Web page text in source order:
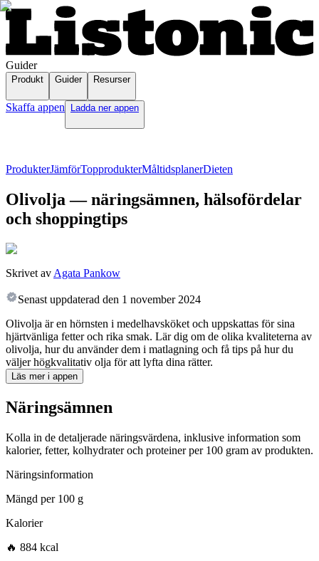
Guider
Produkt Guider Resurser
Skaffa appen Ladda ner appen
ProdukterJämförTopprodukterMåltidsplanerDieten
Olivolja — näringsämnen, hälsofördelar
och shoppingtips
Skrivet av Agata Pankow
Senast uppdaterad den 1 november 2024
Olivolja är en hörnsten i medelhavsköket och uppskattas för sina
hjärtvänliga fetter och rika smak. Lär dig om de olika kvaliteterna av
olivolja, hur du använder dem i matlagning och få tips på hur du
väljer högkvalitativ olja för att lyfta dina rätter.
Läs mer i appen
Näringsämnen
Kolla in de detaljerade näringsvärdena, inklusive information som
kalorier, fetter, kolhydrater och proteiner per 100 gram av produkten.
Näringsinformation
Mängd per100 g
Kalorier
🔥 884 kcal